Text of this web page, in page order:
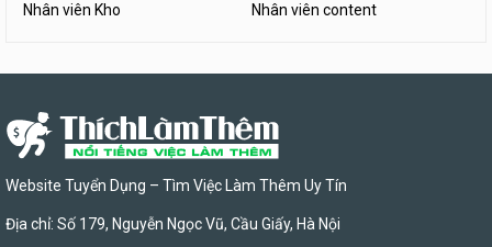
Nhân viên Kho
Nhân viên content
Website Tuyển Dụng – Tìm Việc Làm Thêm Uy Tín
Địa chỉ: Số 179, Nguyễn Ngọc Vũ, Cầu Giấy, Hà Nội